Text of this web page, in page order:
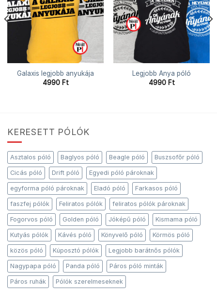
Galaxis legjobb anyukája
4990 Ft
Legjobb Anya póló
4990 Ft
KERESETT PÓLÓK
Asztalos póló Baglyos póló Beagle póló Buszsofőr póló
Cicás póló Drift póló Egyedi póló pároknak
egyforma póló pároknak Eladó póló Farkasos póló
faszfej pólók Feliratos pólók feliratos pólók pároknak
Fogorvos póló Golden póló Jóképű póló Kismama póló
Kutyás pólók Kávés póló Könyvelő póló Körmös póló
közös póló Kúposztó pólók Legjobb barátnős pólók
Nagypapa póló Panda póló Páros póló minták
Páros ruhák Pólók szerelmeseknek